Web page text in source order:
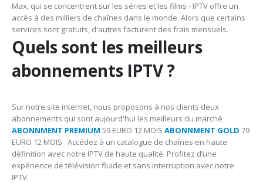
Max, qui se concentrent sur les séries et les films - IPTV offre un
accès à des milliers de chaînes dans le monde. Alors que certains
services sont gratuits, d'autres facturent des frais mensuels.
Quels sont les meilleurs
abonnements IPTV ?
Sur notre site internet, nous proposons à nos clients deux
abonnements qui sont aujourd'hui les meilleurs du marché
ABONNMENT PREMIUM 59 EURO 12 MOIS ABONNMENT GOLD 79
EURO 12 MOIS Accédez à un catalogue de chaînes en haute
définition avec notre IPTV de haute qualité. Profitez d’une
expérience de télévision fluide et sans interruption avec notre
IPTV.